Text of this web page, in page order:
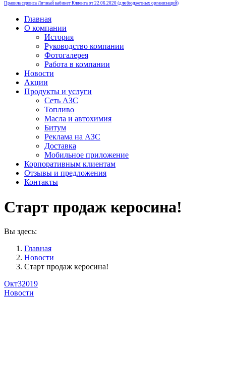
Правила сервиса Личный кабинет Клиента от 22.06.2020 (для бюджетных организаций)
Главная
О компании
История
Руководство компании
Фотогалерея
Работа в компании
Новости
Акции
Продукты и услуги
Сеть АЗС
Топливо
Масла и автохимия
Битум
Реклама на АЗС
Доставка
Мобильное приложение
Корпоративным клиентам
Отзывы и предложения
Контакты
Старт продаж керосина!
Вы здесь:
Главная
Новости
Старт продаж керосина!
Окт32019
Новости